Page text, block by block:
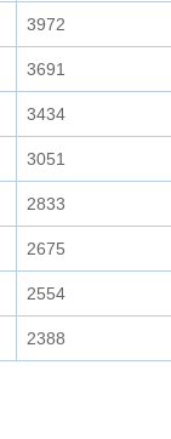
3972
3691
3434
3051
2833
2675
2554
2388